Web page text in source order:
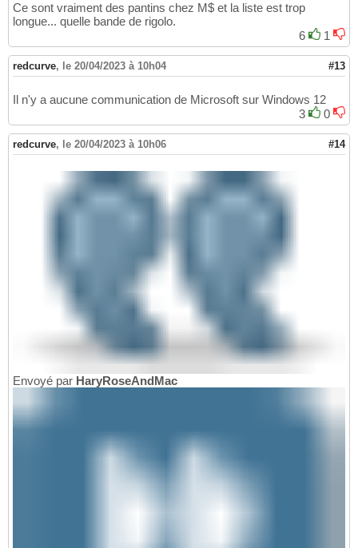
Ce sont vraiment des pantins chez M$ et la liste est trop
longue... quelle bande de rigolo.
6
1
redcurve, le 20/04/2023 à 10h04 #13
Il n'y a aucune communication de Microsoft sur Windows 12
3
0
redcurve, le 20/04/2023 à 10h06 #14
Envoyé par HaryRoseAndMac